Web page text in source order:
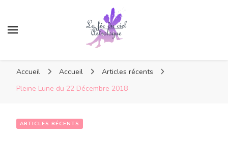
Accueil Accueil
Articles récents
Pleine Lune du 22 Décembre 2018
ARTICLES RÉCENTS